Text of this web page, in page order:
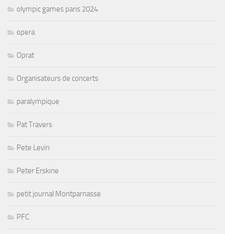
olympic games paris 2024
opera
Oprat
Organisateurs de concerts
paralympique
Pat Travers
Pete Levin
Peter Erskine
petit journal Montparnasse
PFC